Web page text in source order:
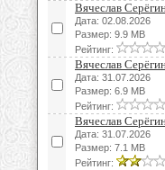
Вячеслав
Дата: 02.08.2026
Размер: 9.9 MB
Рейтинг:
Вячеслав
Дата: 31.07.2026
Размер: 6.9 MB
Рейтинг:
Вячеслав
Дата: 31.07.2026
Размер: 7.1 MB
Рейтинг: